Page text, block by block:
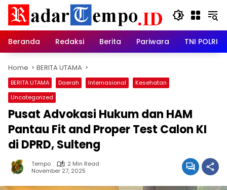
Skip
content
Beranda
Redaksi Berita Pariwara TNI POLRI
Home BERITA UTAMA
BERITA UTAMA Daerah Internasional
Kesehatan
Uncategorized
Pusat Advokasi Hukum dan HAM
Pantau Fit and Proper Test Calon KI
di DPRD, Sulteng
Tempo
2 Min Read
November 27, 2025